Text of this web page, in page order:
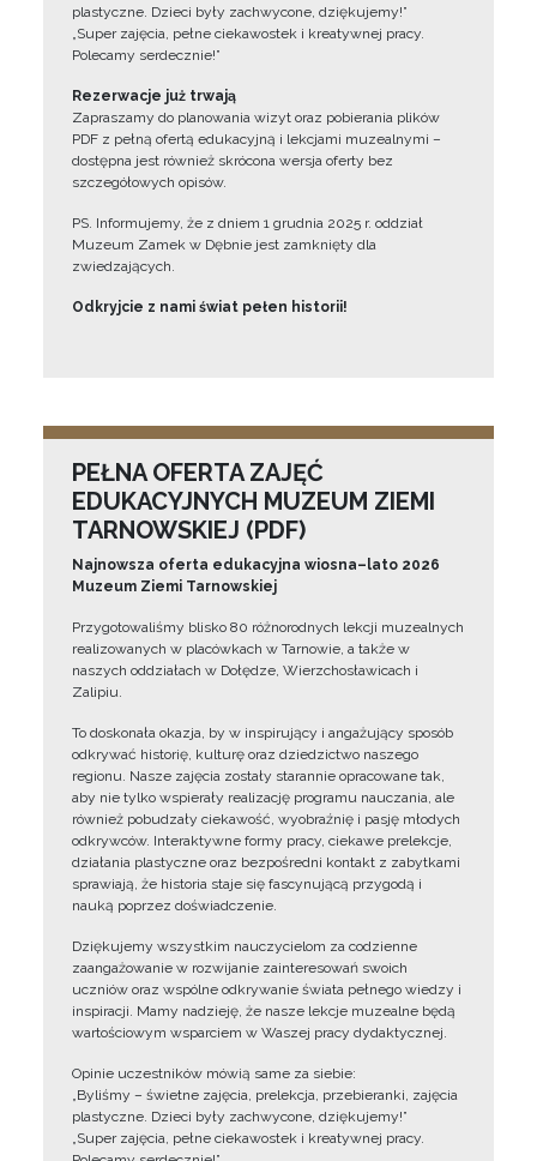
plastyczne. Dzieci były zachwycone, dziękujemy!”
„Super zajęcia, pełne ciekawostek i kreatywnej pracy.
Polecamy serdecznie!”
Rezerwacje już trwają
Zapraszamy do planowania wizyt oraz pobierania plików
PDF z pełną ofertą edukacyjną i lekcjami muzealnymi –
dostępna jest również skrócona wersja oferty bez
szczegółowych opisów.
PS. Informujemy, że z dniem 1 grudnia 2025 r. oddział
Muzeum Zamek w Dębnie jest zamknięty dla
zwiedzających.
Odkryjcie z nami świat pełen historii!
PEŁNA OFERTA ZAJĘĆ
EDUKACYJNYCH MUZEUM ZIEMI
TARNOWSKIEJ (PDF)
Najnowsza oferta edukacyjna wiosna–lato 2026
Muzeum Ziemi Tarnowskiej
Przygotowaliśmy blisko 80 różnorodnych lekcji muzealnych
realizowanych w placówkach w Tarnowie, a także w
naszych oddziałach w Dołędze, Wierzchosławicach i
Zalipiu.
To doskonała okazja, by w inspirujący i angażujący sposób
odkrywać historię, kulturę oraz dziedzictwo naszego
regionu. Nasze zajęcia zostały starannie opracowane tak,
aby nie tylko wspierały realizację programu nauczania, ale
również pobudzały ciekawość, wyobraźnię i pasję młodych
odkrywców. Interaktywne formy pracy, ciekawe prelekcje,
działania plastyczne oraz bezpośredni kontakt z zabytkami
sprawiają, że historia staje się fascynującą przygodą i
nauką poprzez doświadczenie.
Dziękujemy wszystkim nauczycielom za codzienne
zaangażowanie w rozwijanie zainteresowań swoich
uczniów oraz wspólne odkrywanie świata pełnego wiedzy i
inspiracji. Mamy nadzieję, że nasze lekcje muzealne będą
wartościowym wsparciem w Waszej pracy dydaktycznej.
Opinie uczestników mówią same za siebie:
„Byliśmy – świetne zajęcia, prelekcja, przebieranki, zajęcia
plastyczne. Dzieci były zachwycone, dziękujemy!”
„Super zajęcia, pełne ciekawostek i kreatywnej pracy.